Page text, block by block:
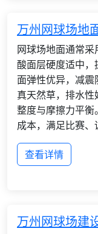
万州网球场地
网球场地面通常
酸面层硬度适中
面弹性优异，减
真天然草，排水
整度与摩擦力平
成本，满足比赛、
查看详情
万州网球场建